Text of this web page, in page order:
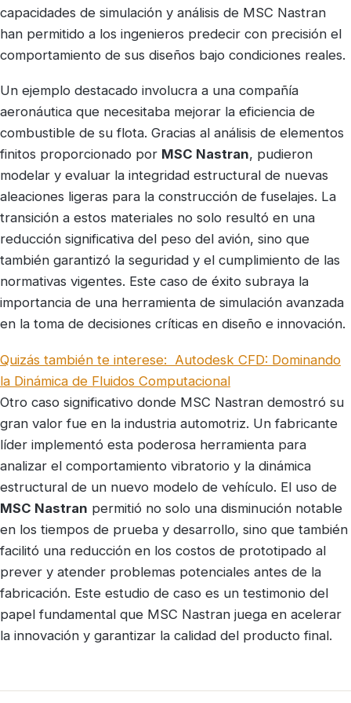
capacidades de simulación y análisis de MSC Nastran
han permitido a los ingenieros predecir con precisión el
comportamiento de sus diseños bajo condiciones reales.
Un ejemplo destacado involucra a una compañía
aeronáutica que necesitaba mejorar la eficiencia de
combustible de su flota. Gracias al análisis de elementos
finitos proporcionado por MSC Nastran, pudieron
modelar y evaluar la integridad estructural de nuevas
aleaciones ligeras para la construcción de fuselajes. La
transición a estos materiales no solo resultó en una
reducción significativa del peso del avión, sino que
también garantizó la seguridad y el cumplimiento de las
normativas vigentes. Este caso de éxito subraya la
importancia de una herramienta de simulación avanzada
en la toma de decisiones críticas en diseño e innovación.
Quizás también te interese: Autodesk CFD: Dominando
la Dinámica de Fluidos Computacional
Otro caso significativo donde MSC Nastran demostró su
gran valor fue en la industria automotriz. Un fabricante
líder implementó esta poderosa herramienta para
analizar el comportamiento vibratorio y la dinámica
estructural de un nuevo modelo de vehículo. El uso de
MSC Nastran permitió no solo una disminución notable
en los tiempos de prueba y desarrollo, sino que también
facilitó una reducción en los costos de prototipado al
prever y atender problemas potenciales antes de la
fabricación. Este estudio de caso es un testimonio del
papel fundamental que MSC Nastran juega en acelerar
la innovación y garantizar la calidad del producto final.